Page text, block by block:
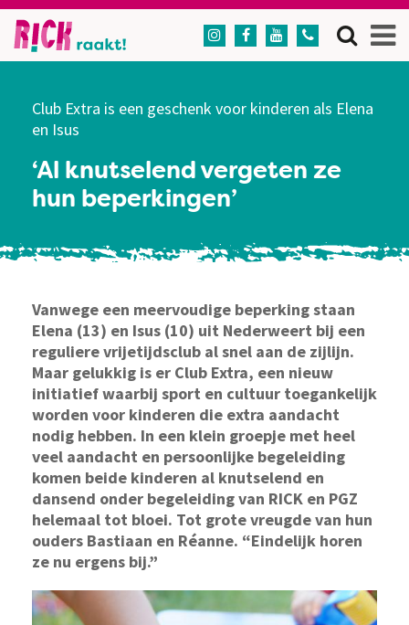
   
Club Extra is een geschenk voor kinderen als Elena
en Isus
‘Al knutselend vergeten ze
hun beperkingen’
Vanwege een meervoudige beperking staan
Elena (13) en Isus (10) uit Nederweert bij een
reguliere vrijetijdsclub al snel aan de zijlijn.
Maar gelukkig is er Club Extra, een nieuw
initiatief waarbij sport en cultuur toegankelijk
worden voor kinderen die extra aandacht
nodig hebben. In een klein groepje met heel
veel aandacht en persoonlijke begeleiding
komen beide kinderen al knutselend en
dansend onder begeleiding van RICK en PGZ
helemaal tot bloei. Tot grote vreugde van hun
ouders Bastiaan en Réanne. “Eindelijk horen
ze nu ergens bij.”